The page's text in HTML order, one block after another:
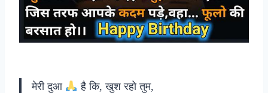
मेरी दुआ है कि, खुश रहो तुम,